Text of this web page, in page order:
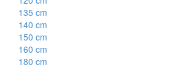
135 cm
140 cm
150 cm
160 cm
180 cm